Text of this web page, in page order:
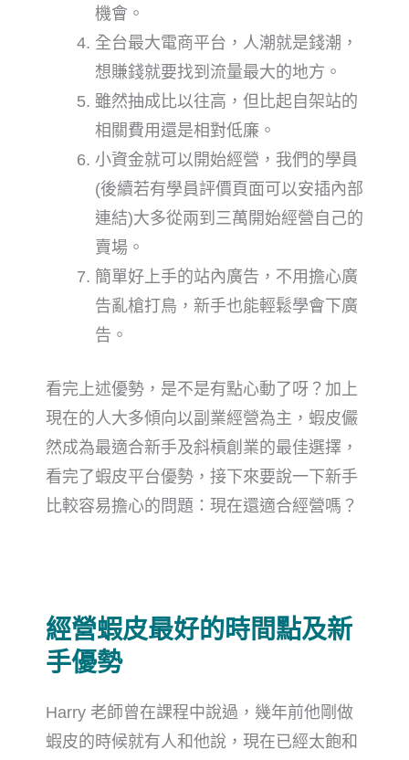
機會。
全台最大電商平台，人潮就是錢潮，
想賺錢就要找到流量最大的地方。
雖然抽成比以往高，但比起自架站的
相關費用還是相對低廉。
小資金就可以開始經營， 我們的學員
(後續若有學員評價頁面可以安插內部
連結)大多從兩到三萬開始經營自己的
賣場。
簡單好上手的站內廣告，不用擔心廣
告亂槍打鳥，新手也能輕鬆學會下廣
告。
看完上述優勢，是不是有點心動了呀？加上
現在的人大多傾向以副業經營為主，蝦皮儼
然成為最適合新手及斜槓創業的最佳選擇，
看完了蝦皮平台優勢，接下來要說一下新手
比較容易擔心的問題：現在還適合經營嗎？
經營蝦皮最好的時間點及新
手優勢
Harry 老師曾在課程中說過，幾年前他剛做
蝦皮的時候就有人和他說，現在已經太飽和